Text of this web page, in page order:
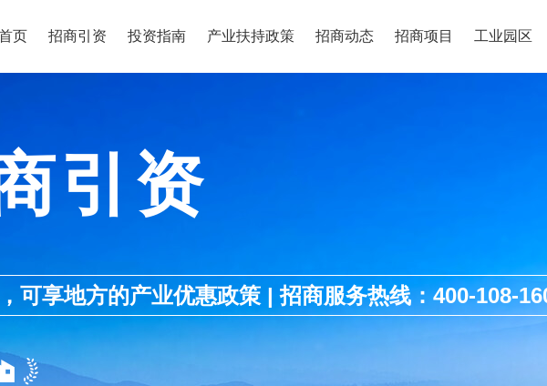
页 招商引资 投资指南 产业扶持政策 招商动态 招商项目 工业园区
引资
可享地方的产业优惠政策 | 招商服务热线：400-108-